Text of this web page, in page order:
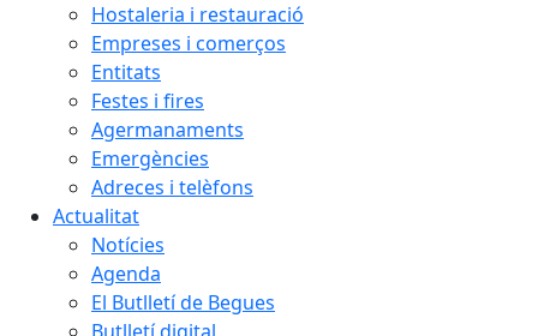
Hostaleria i restauració
Empreses i comerços
Entitats
Festes i fires
Agermanaments
Emergències
Adreces i telèfons
Actualitat
Notícies
Agenda
El Butlletí de Begues